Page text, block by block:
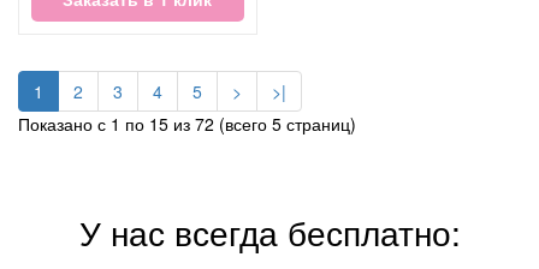
1 2 3 4 5 >
>|
Показано с 1 по 15 из 72 (всего 5 страниц)
У нас всегда бесплатно: